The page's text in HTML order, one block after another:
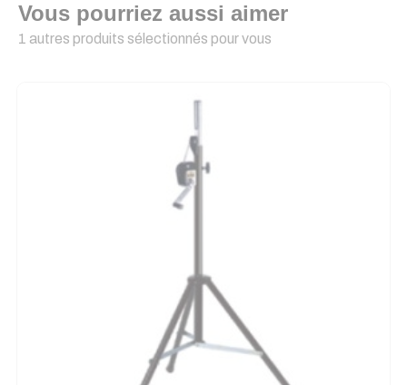
Vous pourriez aussi aimer
1 autres produits sélectionnés pour vous